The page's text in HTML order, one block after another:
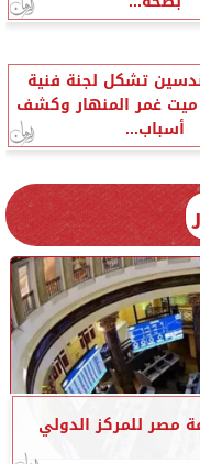
تشكل لجنة فنية
ميت غمر المنهار وكشف
أسباب...
مصر للمركز الدولي